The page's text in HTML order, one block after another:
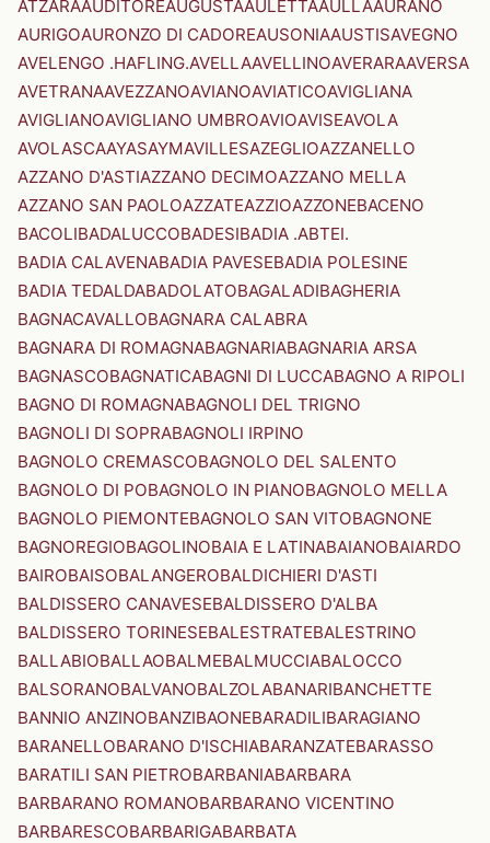
ATZARAAUDITOREAUGUSTAAULETTAAULLAAURANO
AURIGOAURONZO DI CADOREAUSONIAAUSTISAVEGNO
AVELENGO .HAFLING.AVELLAAVELLINOAVERARAAVERSA
AVETRANAAVEZZANOAVIANOAVIATICOAVIGLIANA
AVIGLIANOAVIGLIANO UMBROAVIOAVISEAVOLA
AVOLASCAAYASAYMAVILLESAZEGLIOAZZANELLO
AZZANO D'ASTIAZZANO DECIMOAZZANO MELLA
AZZANO SAN PAOLOAZZATEAZZIOAZZONEBACENO
BACOLIBADALUCCOBADESIBADIA .ABTEI.
BADIA CALAVENABADIA PAVESEBADIA POLESINE
BADIA TEDALDABADOLATOBAGALADIBAGHERIA
BAGNACAVALLOBAGNARA CALABRA
BAGNARA DI ROMAGNABAGNARIABAGNARIA ARSA
BAGNASCOBAGNATICABAGNI DI LUCCABAGNO A RIPOLI
BAGNO DI ROMAGNABAGNOLI DEL TRIGNO
BAGNOLI DI SOPRABAGNOLI IRPINO
BAGNOLO CREMASCOBAGNOLO DEL SALENTO
BAGNOLO DI POBAGNOLO IN PIANOBAGNOLO MELLA
BAGNOLO PIEMONTEBAGNOLO SAN VITOBAGNONE
BAGNOREGIOBAGOLINOBAIA E LATINABAIANOBAIARDO
BAIROBAISOBALANGEROBALDICHIERI D'ASTI
BALDISSERO CANAVESEBALDISSERO D'ALBA
BALDISSERO TORINESEBALESTRATEBALESTRINO
BALLABIOBALLAOBALMEBALMUCCIABALOCCO
BALSORANOBALVANOBALZOLABANARIBANCHETTE
BANNIO ANZINOBANZIBAONEBARADILIBARAGIANO
BARANELLOBARANO D'ISCHIABARANZATEBARASSO
BARATILI SAN PIETROBARBANIABARBARA
BARBARANO ROMANOBARBARANO VICENTINO
BARBARESCOBARBARIGABARBATA